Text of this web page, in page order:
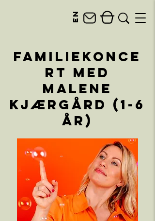
en
Familiekonce
rt med
Malene
Kjærgård (1-6
år)